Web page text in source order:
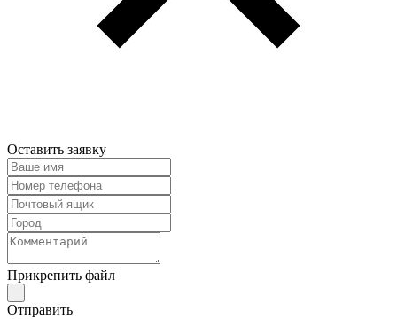
Оставить заявку
Прикрепить файл
Отправить